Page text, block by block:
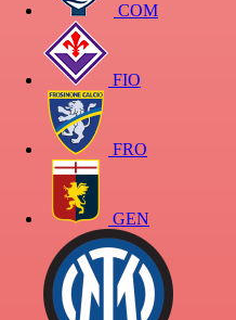
COM
FIO
FRO
GEN